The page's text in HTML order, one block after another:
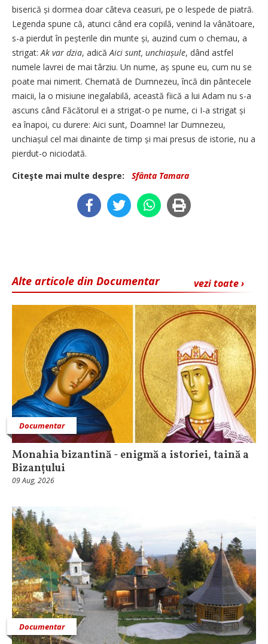
biserică și dormea doar câteva ceasuri, pe o lespede de piatră.
Legenda spune că, atunci când era copilă, venind la vânătoare,
s-a pierdut în peșterile din munte și, auzind cum o chemau, a
strigat:Ak var dzia, adicăAici sunt, unchiașule, dând astfel
numele lavrei de mai târziu. Un nume, aș spune eu, cum nu se
poate mai nimerit. Chemată de Dumnezeu, încă din pântecele
maicii, la o misiune inegalabilă, această fiică a lui Adam nu s-a
ascuns când Făcătorul ei a strigat-o pe nume, ci I-a strigat și
ea înapoi, cu durere: Aici sunt, Doamne! Iar Dumnezeu,
unchiașul cel mai dinainte de timp și mai presus de istorie, nu a
pierdut-o niciodată.
Citeşte mai multe despre:
Sfânta Tamara
vezi toate ›
Alte articole din Documentar
Documentar
Monahia bizantină - enigmă a istoriei, taină a
Bizanțului
09 Aug, 2026
Documentar